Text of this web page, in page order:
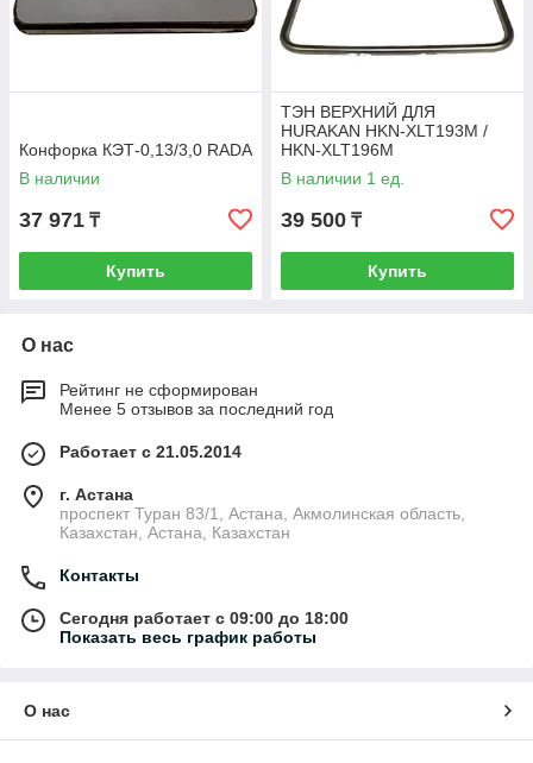
Конфорка КЭТ-0,13/3,0 RADA
В наличии
37 971 ₸
Купить
ТЭН ВЕРХНИЙ ДЛЯ
HURAKAN HKN-XLT193M /
HKN-XLT196M
В наличии 1 ед.
39 500 ₸
Купить
О нас
Рейтинг не сформирован
Менее 5 отзывов за последний год
Работает с 21.05.2014
г. Астана
проспект Туран 83/1, Астана, Акмолинская область,
Казахстан, Астана, Казахстан
Контакты
Сегодня работает с 09:00 до 18:00
Показать весь график работы
О нас